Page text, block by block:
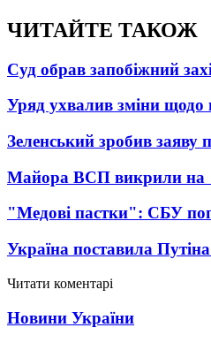
ЧИТАЙТЕ ТАКОЖ
Суд обрав запобіжний
Уряд ухвалив зміни щодо
Зеленський зробив заяву
Майора ВСП викрили на
"Медові пастки": СБУ
Україна поставила
Читати коментарі
Новини України